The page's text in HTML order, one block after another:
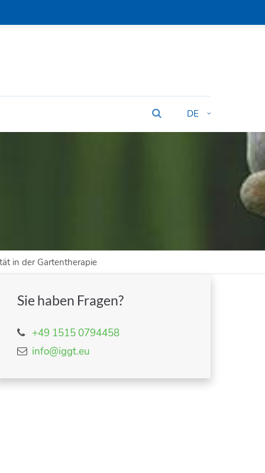
DE
in der Gartentherapie
Sie haben Fragen?
+49 1515 0794458
info@iggt.eu